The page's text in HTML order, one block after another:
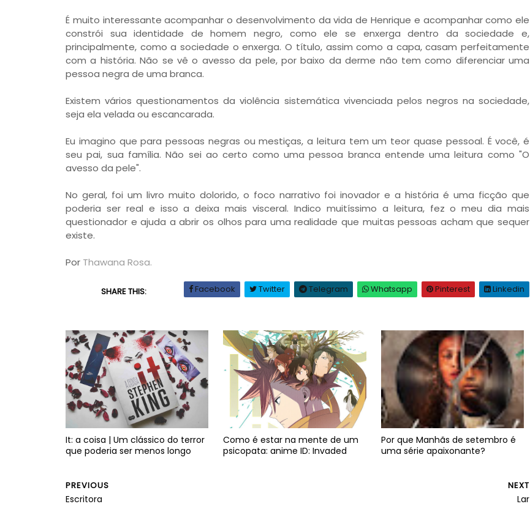
É muito interessante acompanhar o desenvolvimento da vida de Henrique e acompanhar como ele
constrói sua identidade de homem negro, como ele se enxerga dentro da sociedade e,
principalmente, como a sociedade o enxerga. O título, assim como a capa, casam perfeitamente
com a história. Não se vê o avesso da pele, por baixo da derme não tem como diferenciar uma
pessoa negra de uma branca.
Existem vários questionamentos da violência sistemática vivenciada pelos negros na sociedade,
seja ela velada ou escancarada.
Eu imagino que para pessoas negras ou mestiças, a leitura tem um teor quase pessoal. É você, é
seu pai, sua família. Não sei ao certo como uma pessoa branca entende uma leitura como "O
avesso da pele".
No geral, foi um livro muito dolorido, o foco narrativo foi inovador e a história é uma ficção que
poderia ser real e isso a deixa mais visceral. Indico muitíssimo a leitura, fez o meu dia mais
questionador e ajuda a abrir os olhos para uma realidade que muitas pessoas acham que sequer
existe.
Por Thawana Rosa.
SHARE THIS: Facebook Twitter Telegram Whatsapp Pinterest Linkedin
It: a coisa | Um clássico do terror
que poderia ser menos longo
Como é estar na mente de um
psicopata: anime ID: Invaded
Por que Manhãs de setembro é
uma série apaixonante?
NEXT
Lar
PREVIOUS
Escritora